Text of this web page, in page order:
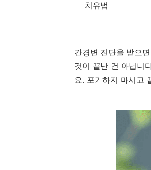
치유법
간경변 진단을 받으
것이 끝난 건 아닙니
요. 포기하지 마시고